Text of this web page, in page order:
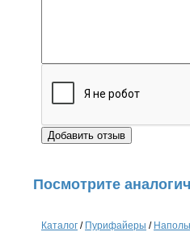
Посмотрите
Каталог / Пурифайеры /